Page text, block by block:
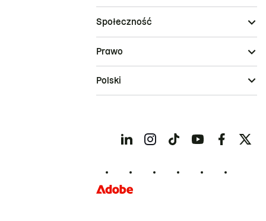
Społeczność
Prawo
Polski